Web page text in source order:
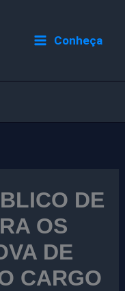
Conheça
DE
OS
DE
CARGO